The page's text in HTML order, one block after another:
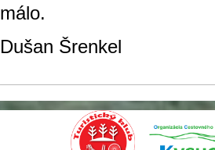
málo.
Dušan Šrenkel